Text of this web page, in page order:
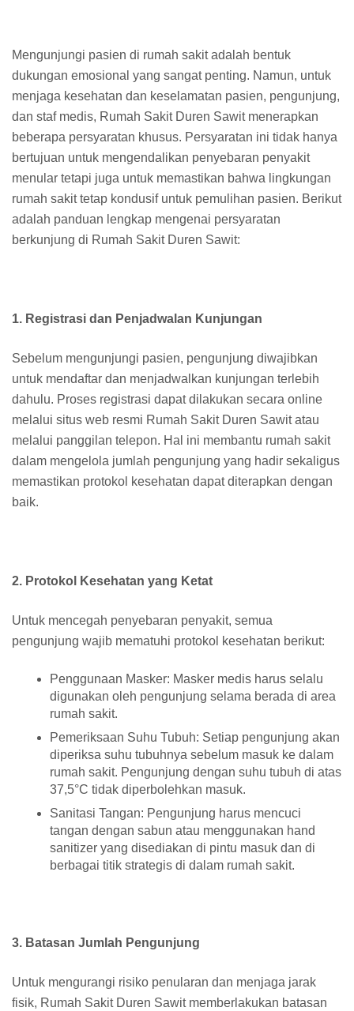
Mengunjungi pasien di rumah sakit adalah bentuk
dukungan emosional yang sangat penting. Namun, untuk
menjaga kesehatan dan keselamatan pasien, pengunjung,
dan staf medis, Rumah Sakit Duren Sawit menerapkan
beberapa persyaratan khusus. Persyaratan ini tidak hanya
bertujuan untuk mengendalikan penyebaran penyakit
menular tetapi juga untuk memastikan bahwa lingkungan
rumah sakit tetap kondusif untuk pemulihan pasien. Berikut
adalah panduan lengkap mengenai persyaratan
berkunjung di Rumah Sakit Duren Sawit:
1. Registrasi dan Penjadwalan Kunjungan
Sebelum mengunjungi pasien, pengunjung diwajibkan
untuk mendaftar dan menjadwalkan kunjungan terlebih
dahulu. Proses registrasi dapat dilakukan secara online
melalui situs web resmi Rumah Sakit Duren Sawit atau
melalui panggilan telepon. Hal ini membantu rumah sakit
dalam mengelola jumlah pengunjung yang hadir sekaligus
memastikan protokol kesehatan dapat diterapkan dengan
baik.
2. Protokol Kesehatan yang Ketat
Untuk mencegah penyebaran penyakit, semua
pengunjung wajib mematuhi protokol kesehatan berikut:
Penggunaan Masker: Masker medis harus selalu
digunakan oleh pengunjung selama berada di area
rumah sakit.
Pemeriksaan Suhu Tubuh: Setiap pengunjung akan
diperiksa suhu tubuhnya sebelum masuk ke dalam
rumah sakit. Pengunjung dengan suhu tubuh di atas
37,5°C tidak diperbolehkan masuk.
Sanitasi Tangan: Pengunjung harus mencuci
tangan dengan sabun atau menggunakan hand
sanitizer yang disediakan di pintu masuk dan di
berbagai titik strategis di dalam rumah sakit.
3. Batasan Jumlah Pengunjung
Untuk mengurangi risiko penularan dan menjaga jarak
fisik, Rumah Sakit Duren Sawit memberlakukan batasan